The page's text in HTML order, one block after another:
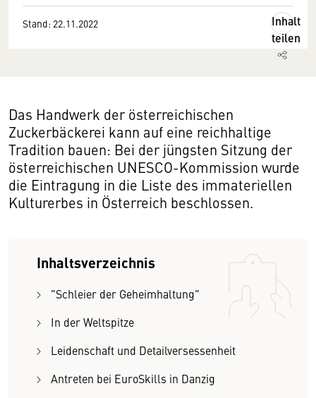
Stand: 22.11.2022
Inhalt
teilen
Das Handwerk der österreichischen
Zuckerbäckerei kann auf eine reichhaltige
Tradition bauen: Bei der jüngsten Sitzung der
österreichischen UNESCO-Kommission wurde
die Eintragung in die Liste des immateriellen
Kulturerbes in Österreich beschlossen.
Inhaltsverzeichnis
"Schleier der Geheimhaltung"
In der Weltspitze
Leidenschaft und Detailversessenheit
Antreten bei EuroSkills in Danzig